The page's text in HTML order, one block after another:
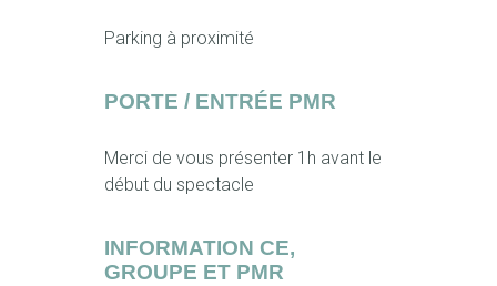
Parking à proximité
PORTE / ENTRÉE PMR
Merci de vous présenter 1h avant le
début du spectacle
INFORMATION CE,
GROUPE ET PMR